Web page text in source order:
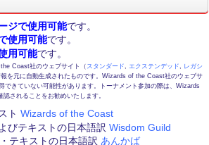
ジで使用可能です。
使用可能です。
用可能です。
Coast社のウェブサイト（スタンダード,エクステンデッド, レガシ
報を元に自動生成されたものです。Wizards of the Coast社のウェブサ
できていない可能性があります。トーナメント参加の際は、Wizards
されることをお勧めいたします。
ト Wizards of the Coast
びテキストの日本語訳 Wisdom Guild
テキストの日本語訳 あんかば